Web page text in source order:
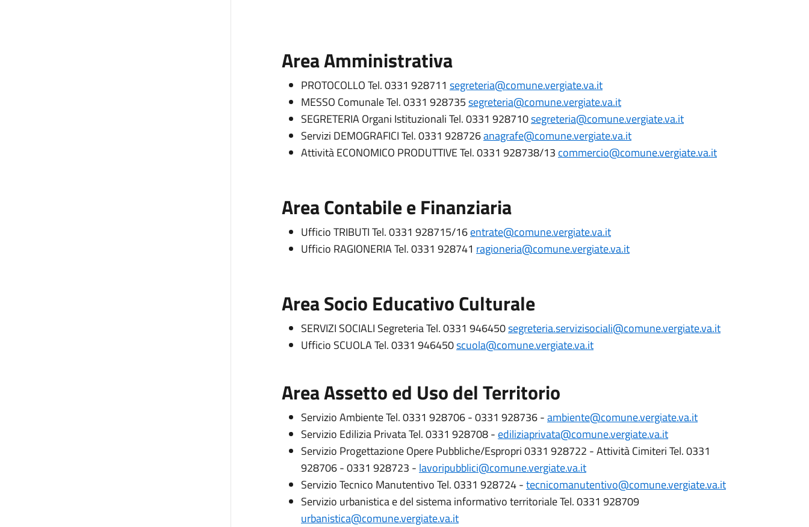
Area Amministrativa
PROTOCOLLO Tel. 0331 928711 segreteria@comune.vergiate.va.it
MESSO Comunale Tel. 0331 928735segreteria@comune.vergiate.va.it
SEGRETERIA Organi Istituzionali Tel. 0331 928710segreteria@comune.vergiate.va.it
Servizi DEMOGRAFICI Tel. 0331 928726anagrafe@comune.vergiate.va.it
Attività ECONOMICO PRODUTTIVE Tel. 0331 928738/13 commercio@comune.vergiate.va.it
Area Contabile e Finanziaria
Ufficio TRIBUTI Tel. 0331 928715/16entrate@comune.vergiate.va.it
Ufficio RAGIONERIA Tel. 0331 928741 ragioneria@comune.vergiate.va.it
Area Socio Educativo Culturale
SERVIZI SOCIALI Segreteria Tel. 0331 946450segreteria.servizisociali@comune.vergiate.va.it
Ufficio SCUOLA Tel. 0331 946450scuola@comune.vergiate.va.it
Area Assetto ed Uso del Territorio
Servizio Ambiente Tel. 0331 928706 - 0331 928736 -ambiente@comune.vergiate.va.it
Servizio Edilizia Privata Tel. 0331 928708 - ediliziaprivata@comune.vergiate.va.it
Servizio Progettazione Opere Pubbliche/Espropri 0331 928722 - Attività Cimiteri Tel. 0331
928706 - 0331 928723 - lavoripubblici@comune.vergiate.va.it
Servizio Tecnico Manutentivo Tel. 0331 928724 -tecnicomanutentivo@comune.vergiate.va.it
Servizio urbanistica e del sistema informativo territoriale Tel. 0331 928709
urbanistica@comune.vergiate.va.it